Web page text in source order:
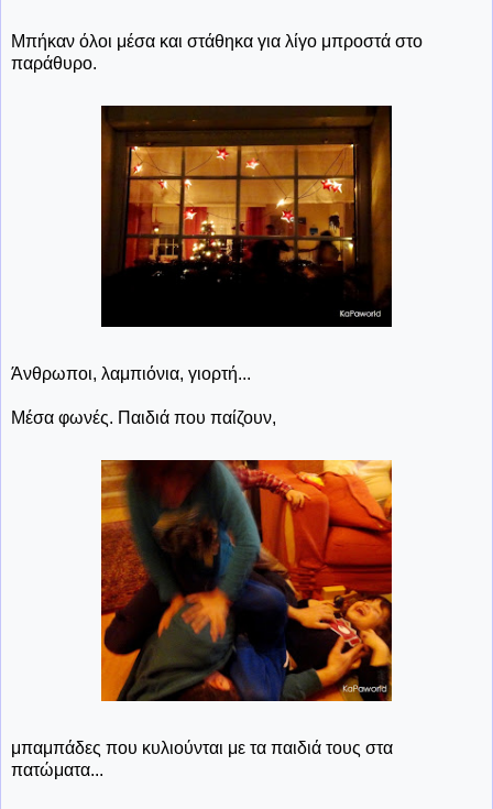
Μπήκαν όλοι μέσα και στάθηκα για λίγο μπροστά στο
παράθυρο.
Άνθρωποι, λαμπιόνια, γιορτή...
Μέσα φωνές. Παιδιά που παίζουν,
μπαμπάδες που κυλιούνται με τα παιδιά τους στα
πατώματα...